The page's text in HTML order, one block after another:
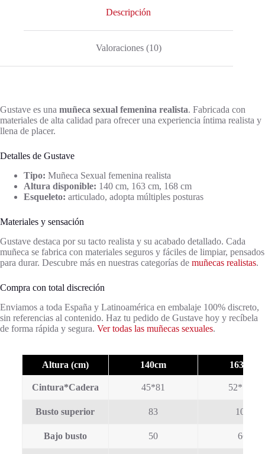
Descripción
Valoraciones (10)
Gustave es una muñeca sexual femenina realista. Fabricada con
materiales de alta calidad para ofrecer una experiencia íntima realista y
llena de placer.
Detalles de Gustave
Tipo: Muñeca Sexual femenina realista
Altura disponible: 140 cm, 163 cm, 168 cm
Esqueleto: articulado, adopta múltiples posturas
Materiales y sensación
Gustave destaca por su tacto realista y su acabado detallado. Cada
muñeca se fabrica con materiales seguros y fáciles de limpiar, pensados
para durar. Descubre más en nuestras categorías de muñecas realistas.
Compra con total discreción
Enviamos a toda España y Latinoamérica en embalaje 100% discreto,
sin referencias al contenido. Haz tu pedido de Gustave hoy y recíbela
de forma rápida y segura. Ver todas las muñecas sexuales.
Altura (cm) 140cm 163cm
Cintura*Cadera 45*81 52*113
Busto superior 83 105
Bajo busto 50 66